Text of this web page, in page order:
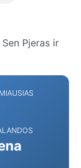
Pjeras ir